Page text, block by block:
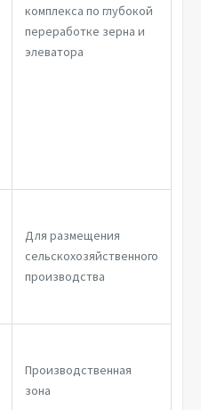
комплекса по глубокой
переработке зерна и
элеватора
Для размещения
сельскохозяйственного
производства
Производственная
зона